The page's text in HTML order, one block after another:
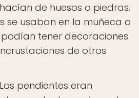
de huesos o piedras.
se usaban en la muñeca o
tener decoraciones
de otros
Los pendientes eran